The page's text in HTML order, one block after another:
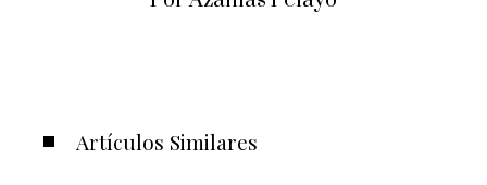
Artículos Similares